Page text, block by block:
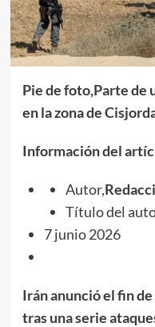
Pie de foto,Parte de
en la zona de
Información del
Autor,
Título del
7 junio 2026
Irán anunció el fin
tras una serie